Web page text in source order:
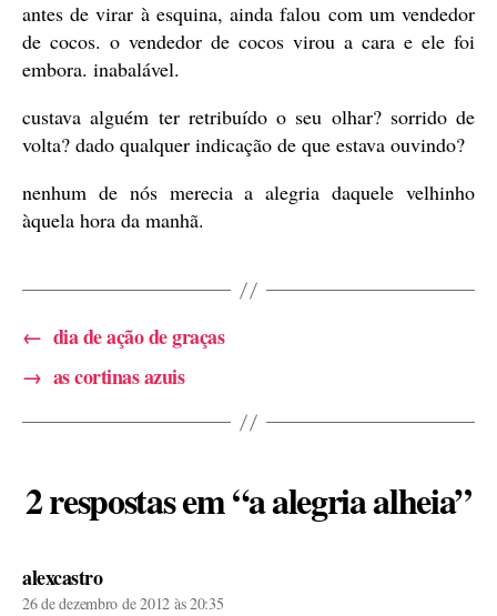
antes de virar à esquina, ainda falou com um vendedor
de cocos. o vendedor de cocos virou a cara e ele foi
embora. inabalável.
custava alguém ter retribuído o seu olhar? sorrido de
volta? dado qualquer indicação de que estava ouvindo?
nenhum de nós merecia a alegria daquele velhinho
àquela hora da manhã.
← dia de ação de graças
→ as cortinas azuis
2 respostas em “a alegria alheia”
alexcastrodiz:
26 de dezembro de 2012 às 20:35